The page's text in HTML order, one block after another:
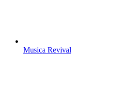
Musica Revival